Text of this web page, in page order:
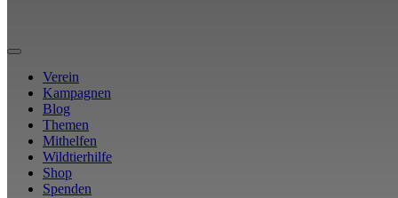
Verein
Kampagnen
Blog
Themen
Mithelfen
Wildtierhilfe
Shop
Spenden